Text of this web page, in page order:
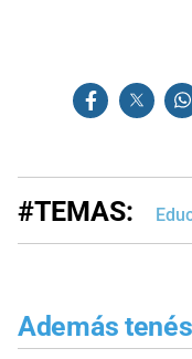
#TEMAS:
Además